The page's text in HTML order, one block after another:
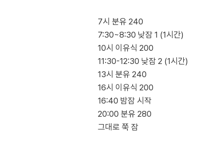
7시 분유 240
7:30~8:30 낮잠 1 (1시간)
10시 이유식 200
11:30-12:30 낮잠 2 (1시간)
13시 분유 240
16시 이유식 200
16:40 밤잠 시작
20:00 분유 280
그대로 쭉 잠